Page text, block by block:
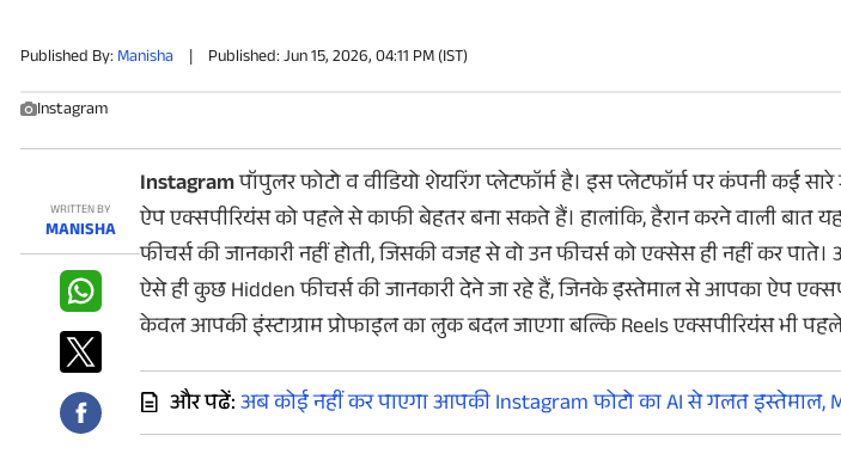
फोटो
वीडियो
ऐप्स
डील्स
Published By: Manisha | Published: Jun 15, 2026, 04:11 PM (IST)
Instagram
WRITTEN BY
MANISHA
Instagramपॉपुलर फोटो व वीडियो शेयरिंग प्लेटफॉर्म है। इस प्लेटफॉर्म पर कंपनी कई
ऐप एक्सपीरियंस को पहले से काफी बेहतर बना सकते हैं। हालांकि, हैरान करने वाली बात यह
फीचर्स की जानकारी नहीं होती, जिसकी वजह से वो उन फीचर्स को एक्सेस ही नहीं कर
ऐसे ही कुछ Hidden फीचर्स की जानकारी देने जा रहे हैं, जिनके इस्तेमाल से आपका ऐप
केवल आपकी इंस्टाग्राम प्रोफाइल का लुक बदल जाएगा बल्कि Reels एक्सपीरियंस भी
और पढें:अब कोई नहीं कर पाएगा आपकी Instagram फोटो का AI से गलत इस्तेमाल,
BLO ने आपका SIR फॉर्म
है या नहीं? ऐसे Online देखे
आपका SIR फॉर्म सबमिट हुआ है या
बैठे ऐसे जानें।